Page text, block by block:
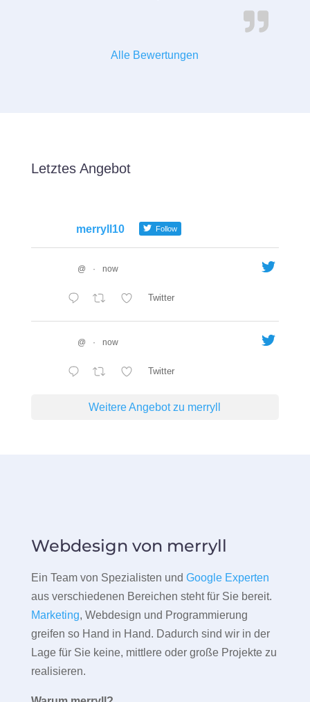
Alle Bewertungen
Letztes Angebot
merryll10 Follow
@ · now
Twitter
@ · now
Twitter
Weitere Angebot zu merryll
Webdesign von merryll
Ein Team von Spezialisten und Google Experten
aus verschiedenen Bereichen steht für Sie bereit.
Marketing, Webdesign und Programmierung
greifen so Hand in Hand. Dadurch sind wir in der
Lage für Sie keine, mittlere oder große Projekte zu
realisieren.